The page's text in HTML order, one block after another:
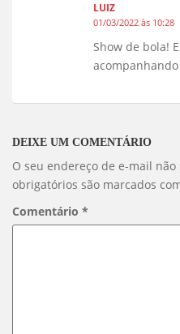
LUIZ
01/03/2022 às 10:28
Show de bola!
DEIXE UM COMENTÁRIO
O seu endereço de e-mail
obrigatórios são marcados
Comentário *